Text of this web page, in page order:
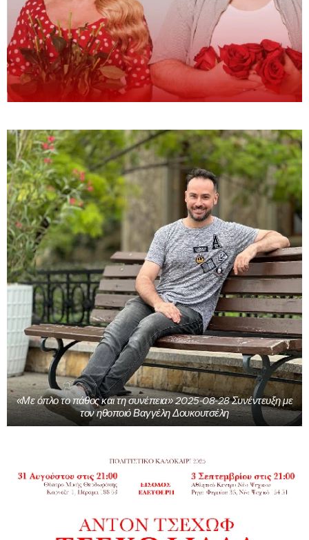
«Με όπλο το πάθος και τη συνέπεια» 2025-08-28 Συνέντευξη με
τον ηθοποιό Βαγγέλη Δουκουτσέλη